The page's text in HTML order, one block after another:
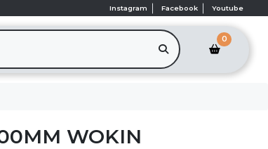
Instagram Facebook Youtube
0
WOKIN